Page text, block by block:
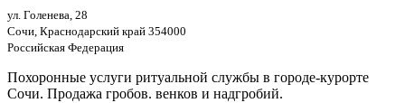
ул. Голенева, 28
Сочи, Краснодарский край 354000
Российская Федерация
Похоронные услуги ритуальной службы в городе-курорте
Сочи. Продажа гробов. венков и надгробий.